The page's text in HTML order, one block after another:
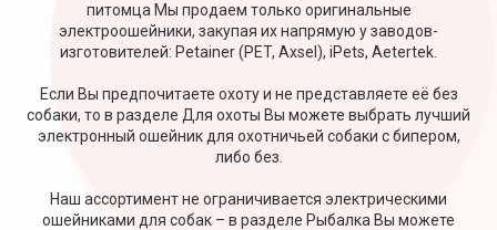
питомца Мы продаем только оригинальные
электроошейники, закупая их напрямую у заводов-
изготовителей: Petainer (PET, Axsel), iPets, Aetertek.
Если Вы предпочитаете охоту и не представляете её без
собаки, то в разделе Для охоты Вы можете выбрать лучший
электронный ошейник для охотничьей собаки с бипером,
либо без.
Наш ассортимент не ограничивается электрическими
ошейниками для собак – в разделе Рыбалка Вы можете